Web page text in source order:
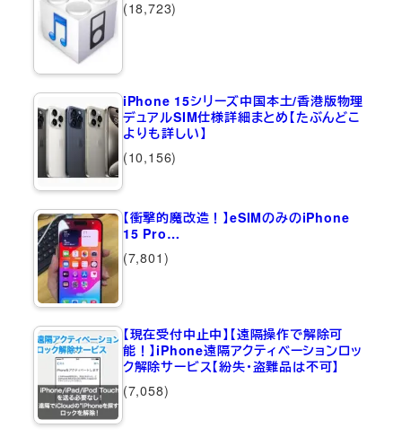
(18,723)
iPhone 15シリーズ中国本土/香港版物理
デュアルSIM仕様詳細まとめ【たぶんどこ
よりも詳しい】
(10,156)
【衝撃的魔改造！】eSIMのみのiPhone
15 Pro…
(7,801)
【現在受付中止中】【遠隔操作で解除可
能！】iPhone遠隔アクティベーションロッ
ク解除サービス【紛失・盗難品は不可】
(7,058)